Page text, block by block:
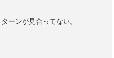
ーンが見合ってない。